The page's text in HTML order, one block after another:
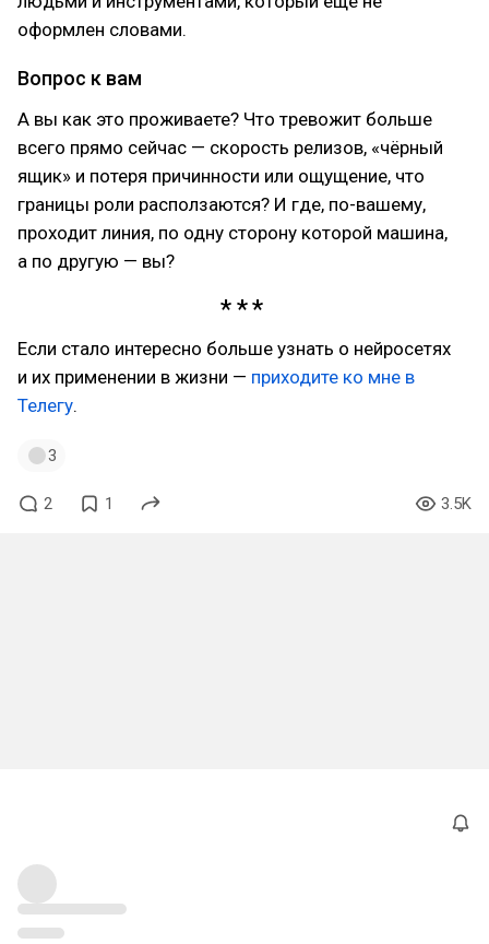
оформлен словами.
Вопрос к вам
А вы как это проживаете? Что тревожит больше
всего прямо сейчас — скорость релизов, «чёрный
ящик» и потеря причинности или ощущение, что
границы роли расползаются? И где, по-вашему,
проходит линия, по одну сторону которой машина,
а по другую — вы?
Если стало интересно больше узнать о нейросетях
и их применении в жизни — приходите ко мне в
Телегу.
3
2 1 3.5K